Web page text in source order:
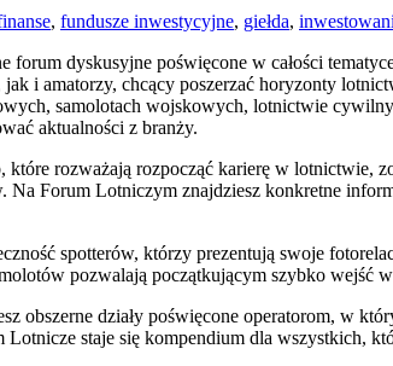
, fundusze inwestycyjne, giełda,
forum dyskusyjne poświęcone w całości
i amatorzy, chcący poszerzać horyzonty
samolotach wojskowych, lotnictwie
aktualności z branży.
rozważają rozpocząć karierę w lotnictwie,
Forum Lotniczym znajdziesz konkretne
spotterów, którzy prezentują swoje
pozwalają początkującym szybko wejść
obszerne działy poświęcone operatorom, w
staje się kompendium dla wszystkich,